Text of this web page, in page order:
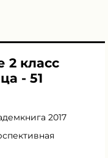
2 класс
- 51
2017